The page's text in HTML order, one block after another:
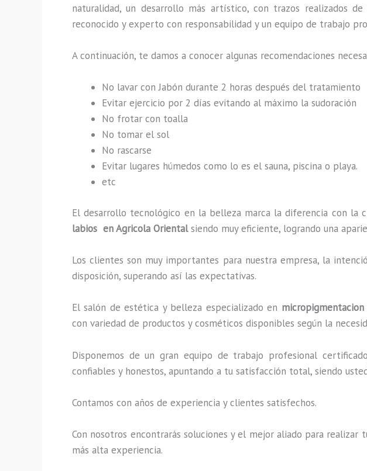
naturalidad, un desarrollo más artístico, con trazos realizados
reconocido y experto con responsabilidad y un equipo de trabajo
A continuación, te damos a conocer algunas recomendaciones
No lavar con Jabón durante 2 horas después del tratamiento
Evitar ejercicio por 2 días evitando al máximo la sudoración
No frotar con toalla
No tomar el sol
No rascarse
Evitar lugares húmedos como lo es el sauna, piscina o playa.
etc
El desarrollo tecnológico en la belleza marca la diferencia con la
labios en Agricola Orientalsiendo muy eficiente, logrando una
Los clientes son muy importantes para nuestra empresa, la
disposición, superando así las expectativas.
El salón de estética y belleza especializado en
con variedad de productos y cosméticos disponibles según la
Disponemos de un gran equipo de trabajo profesional
confiables y honestos, apuntando a tu satisfacción total, siendo
Contamos con años de experiencia y clientes satisfechos.
Con nosotros encontrarás soluciones y el mejor aliado para realizar
más alta experiencia.